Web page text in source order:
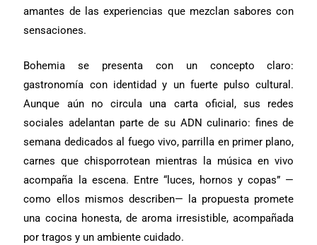
amantes de las experiencias que mezclan sabores con
sensaciones.
Bohemia se presenta con un concepto claro:
gastronomía con identidad y un fuerte pulso cultural.
Aunque aún no circula una carta oficial, sus redes
sociales adelantan parte de su ADN culinario: fines de
semana dedicados al fuego vivo, parrilla en primer plano,
carnes que chisporrotean mientras la música en vivo
acompaña la escena. Entre “luces, hornos y copas” —
como ellos mismos describen— la propuesta promete
una cocina honesta, de aroma irresistible, acompañada
por tragos y un ambiente cuidado.